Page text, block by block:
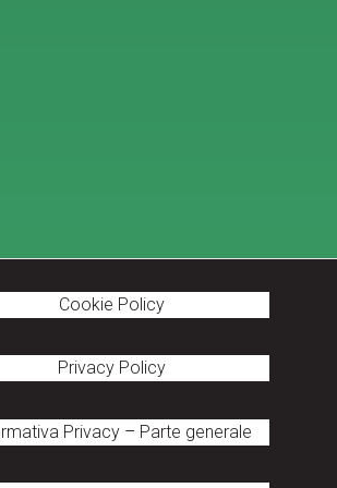
Cookie Policy
Privacy Policy
Privacy – Parte generale